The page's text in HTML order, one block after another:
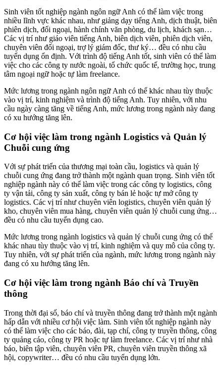
Sinh viên tốt nghiệp ngành ngôn ngữ Anh có thể làm việc trong
nhiều lĩnh vực khác nhau, như giảng dạy tiếng Anh, dịch thuật, biên
phiên dịch, đối ngoại, hành chính văn phòng, du lịch, khách sạn…
Các vị trí như giáo viên tiếng Anh, biên dịch viên, phiên dịch viên,
chuyên viên đối ngoại, trợ lý giám đốc, thư ký… đều có nhu cầu
tuyển dụng ổn định. Với trình độ tiếng Anh tốt, sinh viên có thể làm
việc cho các công ty nước ngoài, tổ chức quốc tế, trường học, trung
tâm ngoại ngữ hoặc tự làm freelance.
Mức lương trong ngành ngôn ngữ Anh có thể khác nhau tùy thuộc
vào vị trí, kinh nghiệm và trình độ tiếng Anh. Tuy nhiên, với nhu
cầu ngày càng tăng về tiếng Anh, mức lương trong ngành này đang
có xu hướng tăng lên.
Cơ hội việc làm trong ngành Logistics và Quản lý
Chuỗi cung ứng
Với sự phát triển của thương mại toàn cầu, logistics và quản lý
chuỗi cung ứng đang trở thành một ngành quan trọng. Sinh viên tốt
nghiệp ngành này có thể làm việc trong các công ty logistics, công
ty vận tải, công ty sản xuất, công ty bán lẻ hoặc tự mở công ty
logistics. Các vị trí như chuyên viên logistics, chuyên viên quản lý
kho, chuyên viên mua hàng, chuyên viên quản lý chuỗi cung ứng…
đều có nhu cầu tuyển dụng cao.
Mức lương trong ngành logistics và quản lý chuỗi cung ứng có thể
khác nhau tùy thuộc vào vị trí, kinh nghiệm và quy mô của công ty.
Tuy nhiên, với sự phát triển của ngành, mức lương trong ngành này
đang có xu hướng tăng lên.
Cơ hội việc làm trong ngành Báo chí và Truyền
thông
Trong thời đại số, báo chí và truyền thông đang trở thành một ngành
hấp dẫn với nhiều cơ hội việc làm. Sinh viên tốt nghiệp ngành này
có thể làm việc cho các báo, đài, tạp chí, công ty truyền thông, công
ty quảng cáo, công ty PR hoặc tự làm freelance. Các vị trí như nhà
báo, biên tập viên, chuyên viên PR, chuyên viên truyền thông xã
hội, copywriter… đều có nhu cầu tuyển dụng lớn.